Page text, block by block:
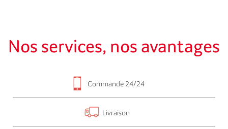
Nos services, nos avantages
Commande 24/24
Livraison